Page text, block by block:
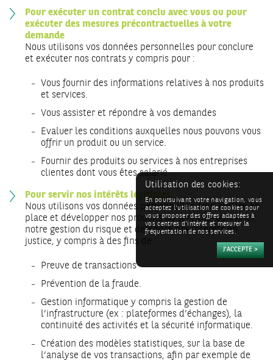
Pour exécuter un contrat conclu avec vous ou pour
exécuter des mesures précontractuelles à votre
demande
Nous utilisons vos données personnelles pour conclure
et exécuter nos contrats y compris pour :
Vous fournir des informations relatives à nos produits
et services.
Vous assister et répondre à vos demandes
Evaluer les conditions auxquelles nous pouvons vous
offrir un produit ou un service.
Fournir des produits ou services à nos entreprises
clientes dont vous êtes salarié.
Pour servir nos intérêts légitimes
Nous utilisons vos données personnelles pour mettre en
place et développer nos produits ou services, optimiser
notre gestion du risque et défendre nos intérêts en
justice, y compris à des fins de :
Preuve de transactions
Prévention de la fraude.
Gestion informatique y compris la gestion de
l’infrastructure (ex : plateformes d’échanges), la
continuité des activités et la sécurité informatique.
Création des modèles statistiques, sur la base de
l’analyse de vos transactions, afin par exemple de
Utilisation des cookies:
En poursuivant votre navigation, vous
acceptez l'utilisation de cookies pour
vous proposer des offres adaptées à
vos centres d'intérêt et mesurer la
fréquentation de nos services.